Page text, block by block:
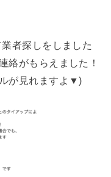
者探しをしました
絡がもらえました！
が見れますよ▼)